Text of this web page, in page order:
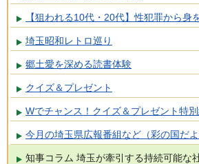
【狙われる10代・20代】性犯罪から身
埼玉昭和レトロ巡り
郷土愛を深める読書体験
クイズ＆プレゼント
Wでチャンス！クイズ＆プレゼント特
今月の埼玉県広報番組など（彩の国だよ
知事コラム 埼玉が牽引する持続可能な